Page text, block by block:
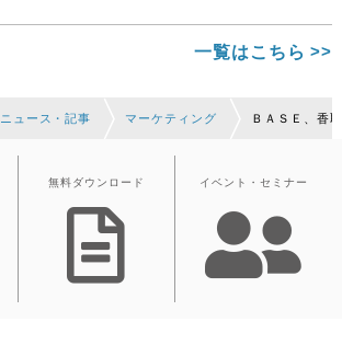
一覧はこちら
ニュース・記事 マーケティング ＢＡＳＥ、香
無料ダウンロード イベント・セミナー